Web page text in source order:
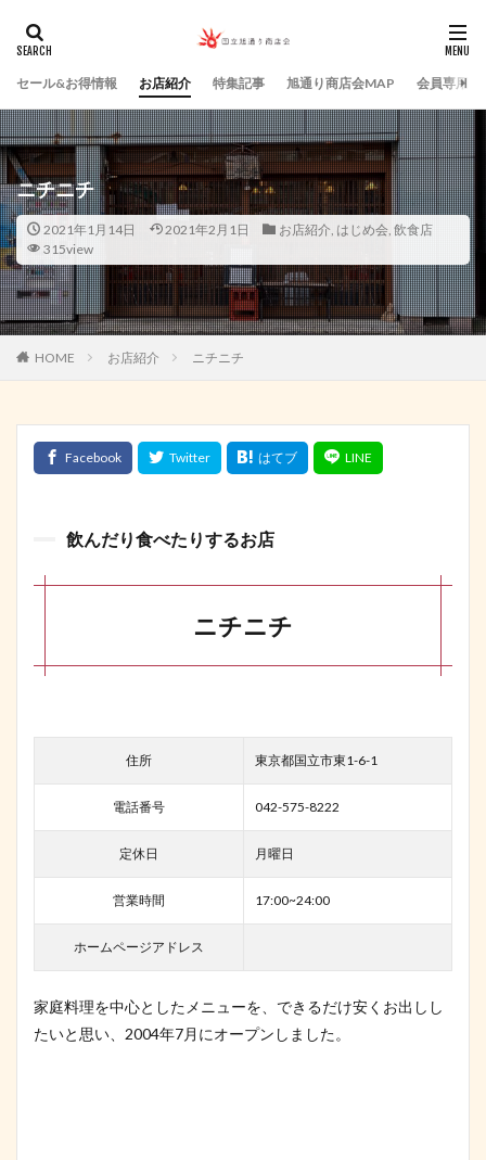
セール&お得情報 お店紹介 特集記事 旭通り商店会MAP 会員専用ペ
ニチニチ
2021年1月14日 2021年2月1日 お店紹介, はじめ会, 飲食店
315view
HOME お店紹介 ニチニチ
飲んだり食べたりするお店
ニチニチ
住所 東京都国立市東1-6-1
電話番号 042-575-8222
定休日 月曜日
営業時間 17:00~24:00
ホームページアドレス
家庭料理を中心としたメニューを、できるだけ安くお出しし
たいと思い、2004年7月にオープンしました。